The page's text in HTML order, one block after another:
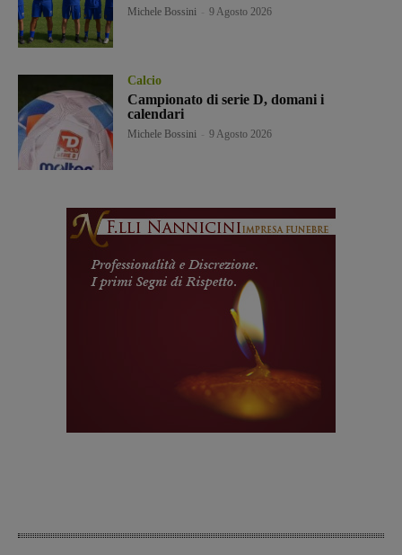
Michele Bossini 9 Agosto 2026
Calcio
Campionato di serie D, domani i
calendari
Michele Bossini 9 Agosto 2026